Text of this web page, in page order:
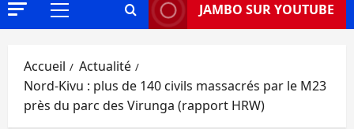
Menu
JAMBO SUR YOUTUBE
Accueil
Actualité
Nord-Kivu : plus de 140 civils massacrés par le M23
près du parc des Virunga (rapport HRW)